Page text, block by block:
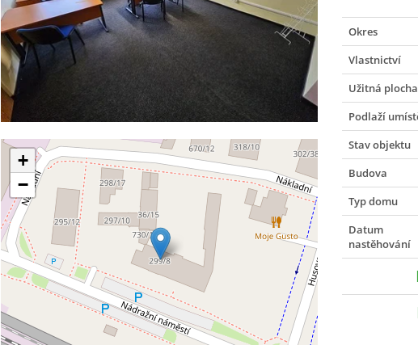
+
−
Okres
Vlastnictví
Užitná plocha
Podlaží
Stav objektu
Budova
Typ domu
Datum
nastěhování